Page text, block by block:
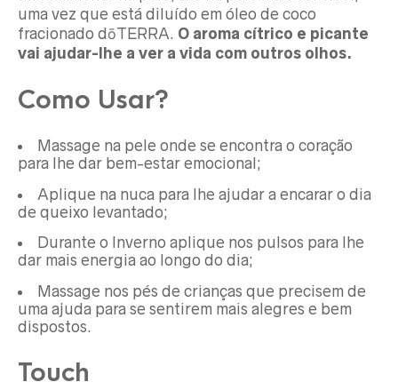
uma vez que está diluído em óleo de coco
fracionado dōTERRA. O aroma cítrico e picante
vai ajudar-lhe a ver a vida com outros olhos.
Como Usar?
Massage na pele onde se encontra o coração
para lhe dar bem-estar emocional;
Aplique na nuca para lhe ajudar a encarar o dia
de queixo levantado;
Durante o Inverno aplique nos pulsos para lhe
dar mais energia ao longo do dia;
Massage nos pés de crianças que precisem de
uma ajuda para se sentirem mais alegres e bem
dispostos.
Touch